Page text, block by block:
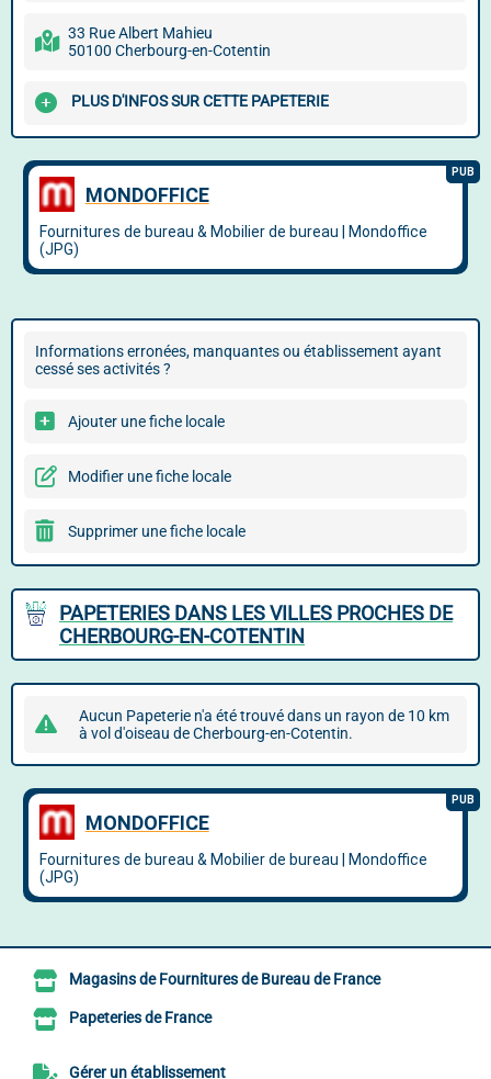
33 Rue Albert Mahieu
50100 Cherbourg-en-Cotentin
PLUS D'INFOS SUR CETTE PAPETERIE
Informations erronées, manquantes ou établissement ayant
cessé ses activités ?
Ajouter une fiche locale
Modifier une fiche locale
Supprimer une fiche locale
PAPETERIES DANS LES VILLES PROCHES DE
CHERBOURG-EN-COTENTIN
Aucun Papeterie n'a été trouvé dans un rayon de 10 km
à vol d'oiseau de Cherbourg-en-Cotentin.
Magasins de Fournitures de Bureau de France
Papeteries de France
Gérer un établissement